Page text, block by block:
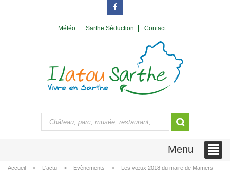
Météo Sarthe Séduction Contact
Menu
Accueil L'actu Evènements Les vœux 2018 du maire de Mamers